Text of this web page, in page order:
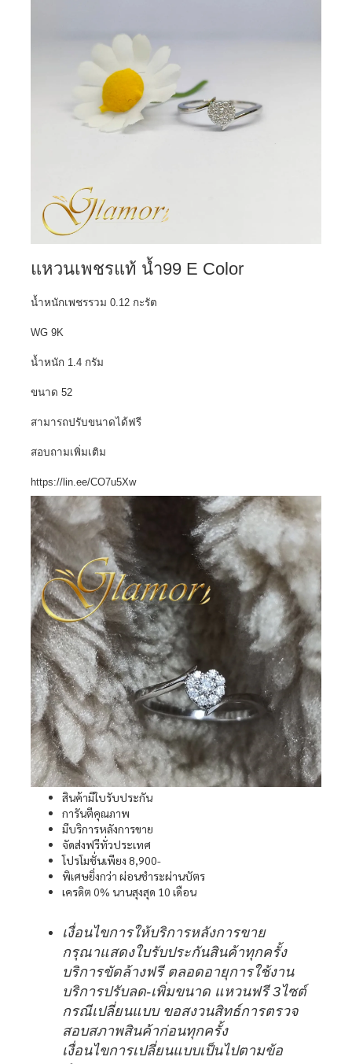
แหวนเพชรแท้ น้ำ99 E Color
น้ำหนักเพชรรวม 0.12 กะรัต
WG 9K
น้ำหนัก 1.4 กรัม
ขนาด 52
สามารถปรับขนาดได้ฟรี
สอบถามเพิ่มเติม
https://lin.ee/CO7u5Xw
สินค้ามีใบรับประกัน
การันตีคุณภาพ
มีบริการหลังการขาย
จัดส่งฟรีทั่วประเทศ
โปรโมชั่นเพียง 8,900-
พิเศษยิ่งกว่า ผ่อนชำระผ่านบัตร
เครดิต 0% นานสุงสุด 10 เดือน
เงื่อนไขการให้บริการหลังการขาย
กรุณาแสดงใบรับประกันสินค้าทุกครั้ง
บริการขัดล้างฟรี ตลอดอายุการใช้งาน
บริการปรับลด-เพิ่มขนาด แหวนฟรี 3ไซต์
กรณีเปลี่ยนแบบ ขอสงวนสิทธ์การตรวจ
สอบสภาพสินค้าก่อนทุกครั้ง
เงื่อนไขการเปลี่ยนแบบเป็นไปตามข้อ